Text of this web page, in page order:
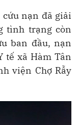
nạn đã giải
tình trạng còn
ban đầu, nạn
tế xã Hàm Tân
viện Chợ Rẫy